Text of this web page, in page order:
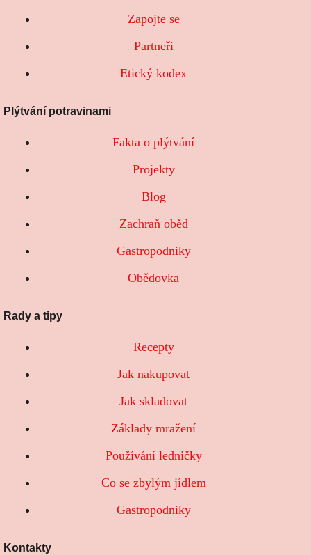
Zapojte se
Partneři
Etický kodex
Plýtvání potravinami
Fakta o plýtvání
Projekty
Blog
Zachraň oběd
Gastropodniky
Obědovka
Rady a tipy
Recepty
Jak nakupovat
Jak skladovat
Základy mražení
Používání ledničky
Co se zbylým jídlem
Gastropodniky
Kontakty